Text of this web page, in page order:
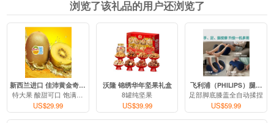
浏览了该礼品的用户还浏览了
新西兰进口 佳沛黄金奇异果
特大果 酸甜可口 饱满多汁
US$29.99
沃隆 锦绣华年坚果礼盒
8罐纯坚果
US$39.99
飞利浦（PHILIPS）腿部足
足部脚底膝盖全自动揉捏
US$59.99